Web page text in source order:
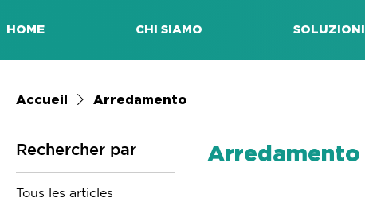
HOME CHI SIAMO SOLUZIONI
Accueil Arredamento
Rechercher par
Tous les articles
Arredamento